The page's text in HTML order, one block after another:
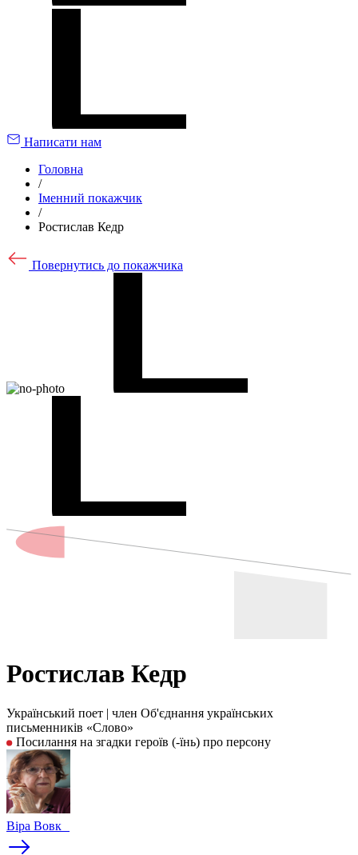
Написати нам
Головна
/
Іменний покажчик
/
Ростислав Кедр
Повернутись до покажчика
Ростислав Кедр
Український поет | член Об'єднання українських
письменників «Слово»
Посилання на згадки героїв (-їнь) про персону
Віра Вовк